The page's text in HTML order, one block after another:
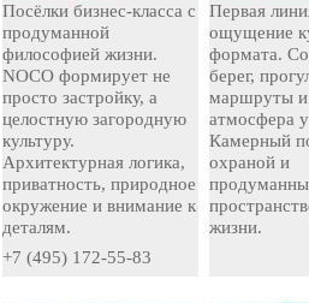
Посёлки бизнес-класса с
продуманной
философией жизни.
NOCO формирует не
просто застройку, а
целостную загородную
культуру.
Архитектурная логика,
приватность, природное
окружение и внимание к
деталям.
+7 (495) 172-55-83
Первая
ощущение
формата.
берег,
маршруты и
атмосфера
Камерный
охраной и
жизни.